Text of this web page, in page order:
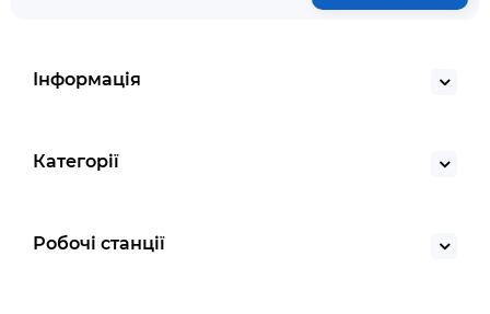
Інформація
Категорії
Робочі станції